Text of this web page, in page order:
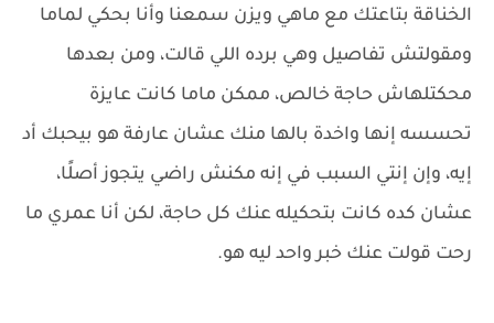
الخناقة بتاعتك مع ماهي ويزن سمعنا وأنا بحكي لماما
ومقولتش تفاصيل وهي برده اللي قالت، ومن بعدها
محكتلهاش حاجة خالص، ممكن ماما كانت عايزة
تحسسه إنها واخدة بالها منك عشان عارفة هو بيحبك أد
إيه، وإن إنتي السبب في إنه مكنش راضي يتجوز أصلًا،
عشان كده كانت بتحكيله عنك كل حاجة، لكن أنا عمري ما
رحت قولت عنك خبر واحد ليه هو.